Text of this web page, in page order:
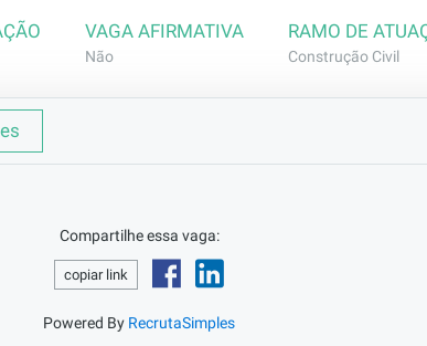
VAGA AFIRMATIVA
Não
RAMO DE
Construção Civil
materiais, manutenção de acessos e corte de
e a segurança das atividades no canteir de
Compartilhe essa vaga:
copiar link
Powered By RecrutaSimples